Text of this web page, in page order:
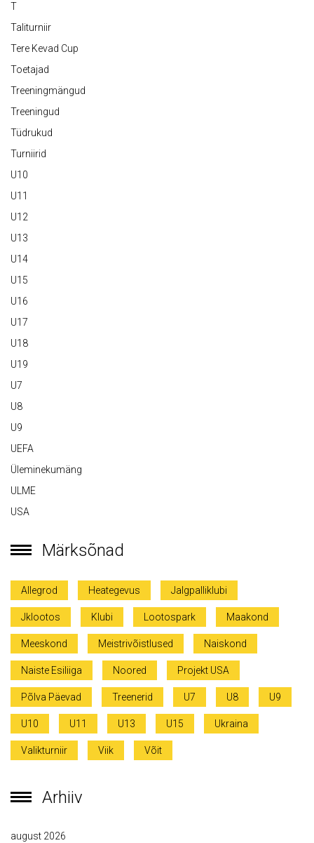
T
Taliturniir
Tere Kevad Cup
Toetajad
Treeningmängud
Treeningud
Tüdrukud
Turniirid
U10
U11
U12
U13
U14
U15
U16
U17
U18
U19
U7
U8
U9
UEFA
Üleminekumäng
ULME
USA
Märksõnad
Allegrod Heategevus Jalgpalliklubi
Jklootos Klubi Lootospark Maakond
Meeskond Meistrivõistlused Naiskond
Naiste Esiliiga Noored Projekt USA
Põlva Päevad Treenerid U7 U8 U9
U10 U11 U13 U15 Ukraina
Valikturniir Viik Võit
Arhiiv
august 2026